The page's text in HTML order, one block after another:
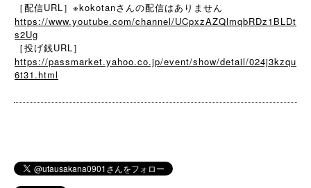
［配信URL］※kokotanさんの配信はありません
https://www.youtube.com/channel/UCpxzAZQlmqbRDz1BLDt
s2Ug
［投げ銭URL］
https://passmarket.yahoo.co.jp/event/show/detail/024j3kzqu
6t31.html